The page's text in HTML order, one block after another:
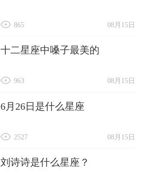
08月15日
865
十二星座中嗓子最美的
08月15日
963
6月26日是什么星座
08月15日
2527
刘诗诗是什么星座？